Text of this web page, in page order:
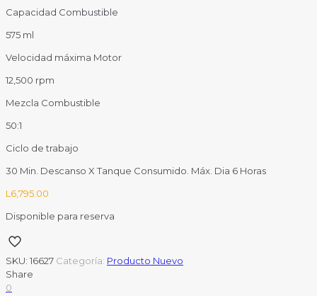
Capacidad Combustible
575 ml
Velocidad máxima Motor
12,500 rpm
Mezcla Combustible
50:1
Ciclo de trabajo
30 Min. Descanso X Tanque Consumido. Máx. Dia 6 Horas
L 6,795.00
Disponible para reserva
SKU: 16627 Categoría: Producto Nuevo
Share
0